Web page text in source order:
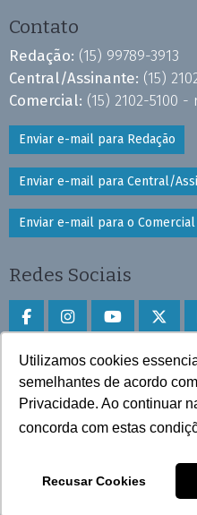
Utilizamos cookies
semelhantes de acordo
Privacidade. Ao continuar
concorda com estas
Recusar Cookies
Contato
Redação: (15) 99789-3913
Central/Assinante: (15)
Comercial: (15) 2102-5100
Enviar e-mail para Redação
Enviar e-mail para Central/
Enviar e-mail para o Comercial
Redes Sociais
Faça download do
Play Store e App Store
Todos os direitos